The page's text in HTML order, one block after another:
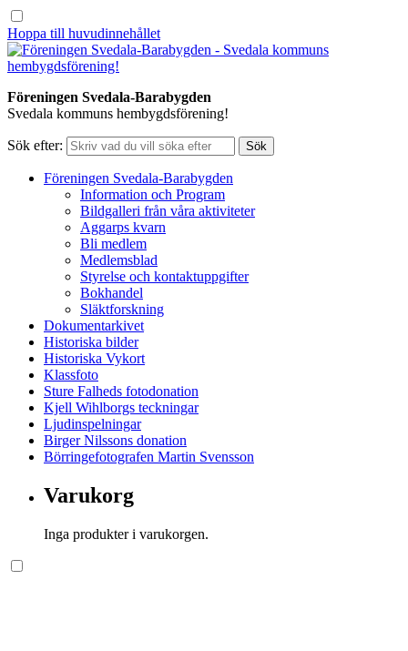
Hoppa till huvudinnehållet
Föreningen Svedala-Barabygden
Svedala kommuns hembygdsförening!
Sök efter:
Föreningen Svedala-Barabygden
Information och Program
Bildgalleri från våra aktiviteter
Aggarps kvarn
Bli medlem
Medlemsblad
Styrelse och kontaktuppgifter
Bokhandel
Släktforskning
Dokumentarkivet
Historiska bilder
Historiska Vykort
Klassfoto
Sture Falheds fotodonation
Kjell Wihlborgs teckningar
Ljudinspelningar
Birger Nilssons donation
Börringefotografen Martin Svensson
Varukorg
Inga produkter i varukorgen.